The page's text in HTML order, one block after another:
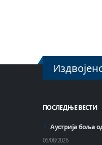
ПОСЛЕДЊЕ ВЕСТИ
Аустрија боља
06/08/2026